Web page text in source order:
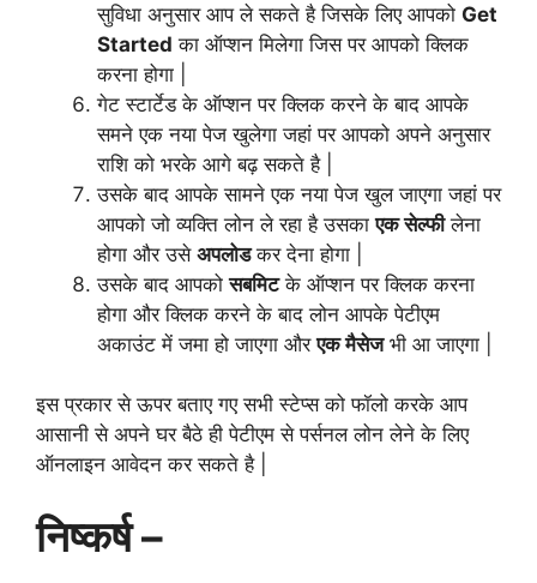
सुविधा अनुसार आप ले सकते है जिसके लिए आपको Get
Started का ऑप्शन मिलेगा जिस पर आपको क्लिक
करना होगा |
गेट स्टार्टेड के ऑप्शन पर क्लिक करने के बाद आपके
समने एक नया पेज खुलेगा जहां पर आपको अपने अनुसार
राशि को भरके आगे बढ़ सकते है |
उसके बाद आपके सामने एक नया पेज खुल जाएगा जहां पर
आपको जो व्यक्ति लोन ले रहा है उसकाएक सेल्फीलेना
होगा और उसे अपलोडकर देना होगा |
उसके बाद आपकोसबमिटके ऑप्शन पर क्लिक करना
होगा और क्लिक करने के बाद लोन आपके पेटीएम
अकाउंट में जमा हो जाएगा औरएक मैसेजभी आ जाएगा |
इस प्रकार से ऊपर बताए गए सभी स्टेप्स को फॉलो करके आप
आसानी से अपने घर बैठे ही पेटीएम से पर्सनल लोन लेने के लिए
ऑनलाइन आवेदन कर सकते है |
निष्कर्ष –